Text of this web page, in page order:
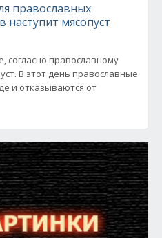
православных
мясопуст
согласно православному
В этот день православные
и отказываются от